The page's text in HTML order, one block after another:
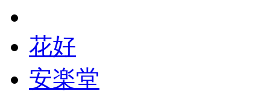
花好
安楽堂